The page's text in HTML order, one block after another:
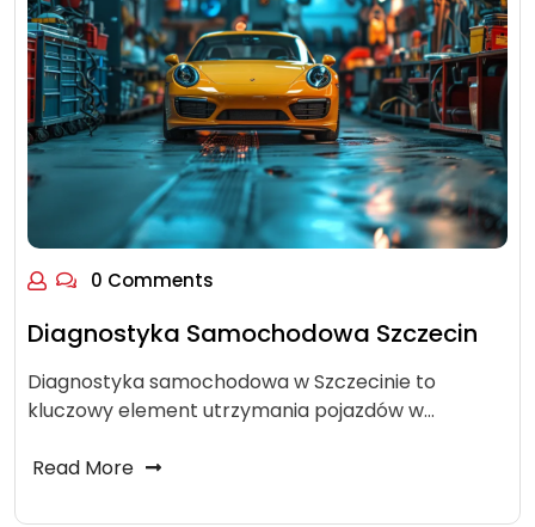
0 Comments
Diagnostyka Samochodowa Szczecin
Diagnostyka samochodowa w Szczecinie to
kluczowy element utrzymania pojazdów w…
Read More